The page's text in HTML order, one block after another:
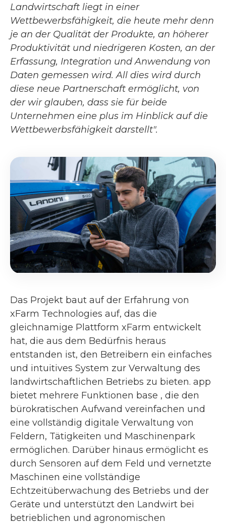
Landwirtschaft liegt in einer
Wettbewerbsfähigkeit, die heute mehr denn
je an der Qualität der Produkte, an höherer
Produktivität und niedrigeren Kosten, an der
Erfassung, Integration und Anwendung von
Daten gemessen wird. All dies wird durch
diese neue Partnerschaft ermöglicht, von
der wir glauben, dass sie für beide
Unternehmen eine plus im Hinblick auf die
Wettbewerbsfähigkeit darstellt".
Das Projekt baut auf der Erfahrung von
xFarm Technologies auf, das die
gleichnamige Plattform xFarm entwickelt
hat, die aus dem Bedürfnis heraus
entstanden ist, den Betreibern ein einfaches
und intuitives System zur Verwaltung des
landwirtschaftlichen Betriebs zu bieten. app
bietet mehrere Funktionen base , die den
bürokratischen Aufwand vereinfachen und
eine vollständig digitale Verwaltung von
Feldern, Tätigkeiten und Maschinenpark
ermöglichen. Darüber hinaus ermöglicht es
durch Sensoren auf dem Feld und vernetzte
Maschinen eine vollständige
Echtzeitüberwachung des Betriebs und der
Geräte und unterstützt den Landwirt bei
betrieblichen und agronomischen